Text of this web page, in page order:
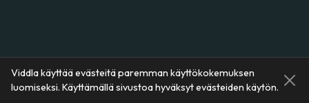
Viddla käyttää evästeitä paremman käyttökokemuksen
luomiseksi. Käyttämällä sivustoa hyväksyt evästeiden käytön.